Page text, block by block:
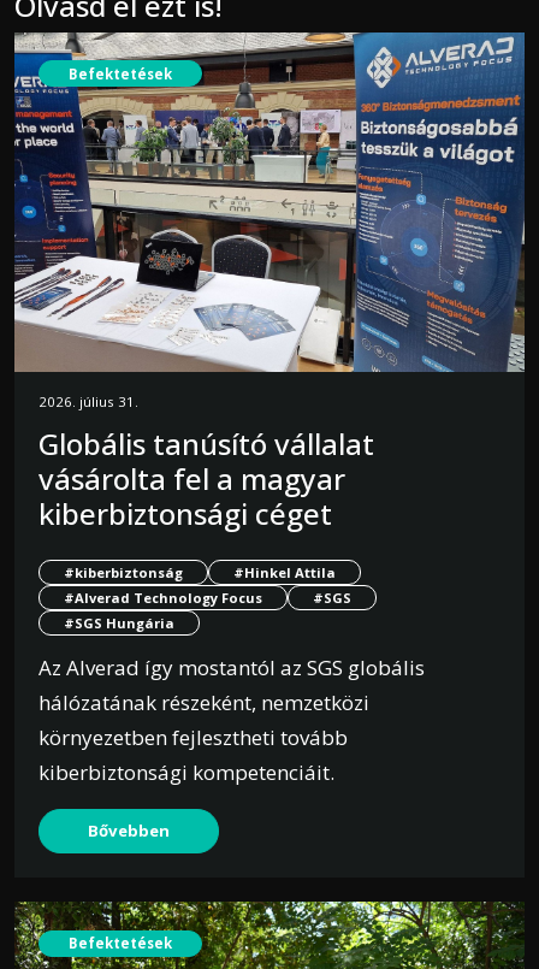
Befektetések
2026. július 31.
Globális tanúsító vállalat
vásárolta fel a magyar
kiberbiztonsági céget
#kiberbiztonság
#Hinkel Attila
#Alverad Technology Focus
#SGS
#SGS Hungária
Az Alverad így mostantól az SGS globális
hálózatának részeként, nemzetközi
környezetben fejlesztheti tovább
kiberbiztonsági kompetenciáit.
Bővebben
Befektetések